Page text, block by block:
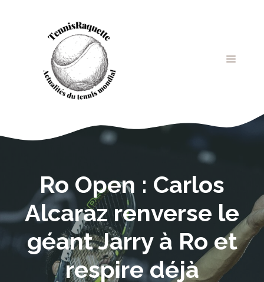
MENU
Ro Open : Carlos
Alcaraz renverse le
géant Jarry à Ro et
respire déjà